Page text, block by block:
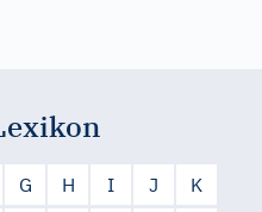
G H I J
K